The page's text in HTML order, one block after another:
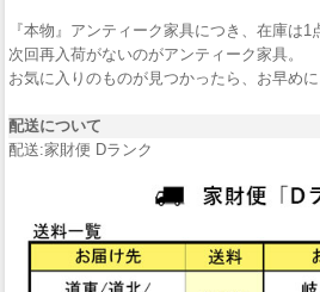
『本物』アンティーク家具につき、在庫は1
次回再入荷がないのがアンティーク家具。
お気に入りのものが見つかったら、お早め
配送について
配送:家財便 Dランク